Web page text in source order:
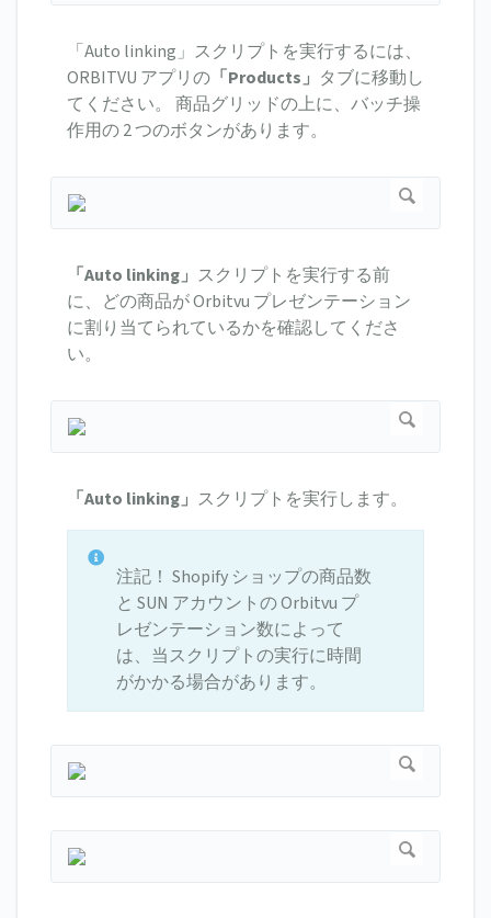
「Auto linking」スクリプトを実行するには、
ORBITVU アプリの 「Products」 タブに移動し
てください。 商品グリッドの上に、バッチ操
作用の 2 つのボタンがあります。
「Auto linking」 スクリプトを実行する前
に、どの商品が Orbitvu プレゼンテーション
に割り当てられているかを確認してくださ
い。
「Auto linking」 スクリプトを実行します。
注記！ Shopify ショップの商品数
と SUN アカウントの Orbitvu プ
レゼンテーション数によって
は、当スクリプトの実行に時間
がかかる場合があります。